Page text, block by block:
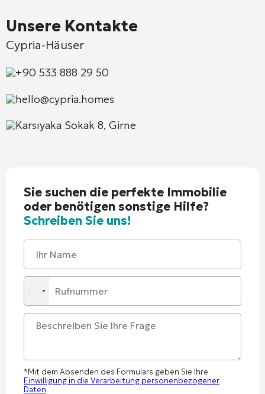
Unsere Kontakte
Cypria-Häuser
+90 533 888 29 50
hello@cypria.homes
Karsıyaka Sokak 8, Girne
Sie suchen die perfekte Immobilie
oder benötigen sonstige Hilfe?
Schreiben Sie uns!
*Mit dem Absenden des Formulars geben Sie Ihre
Einwilligung in die Verarbeitung personenbezogener
Daten